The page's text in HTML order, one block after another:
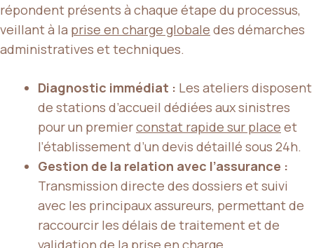
répondent présents à chaque étape du processus,
veillant à la prise en charge globale des démarches
administratives et techniques.
Diagnostic immédiat : Les ateliers disposent
de stations d’accueil dédiées aux sinistres
pour un premierconstat rapide sur place et
l’établissement d’un devis détaillé sous 24h.
Gestion de la relation avec l’assurance :
Transmission directe des dossiers et suivi
avec les principaux assureurs, permettant de
raccourcir les délais de traitement et de
validation de la prise en charge.